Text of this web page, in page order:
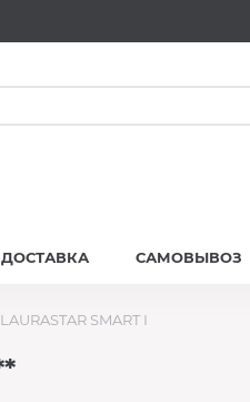
ДОСТАВКА САМОВЫВОЗ
SMART I